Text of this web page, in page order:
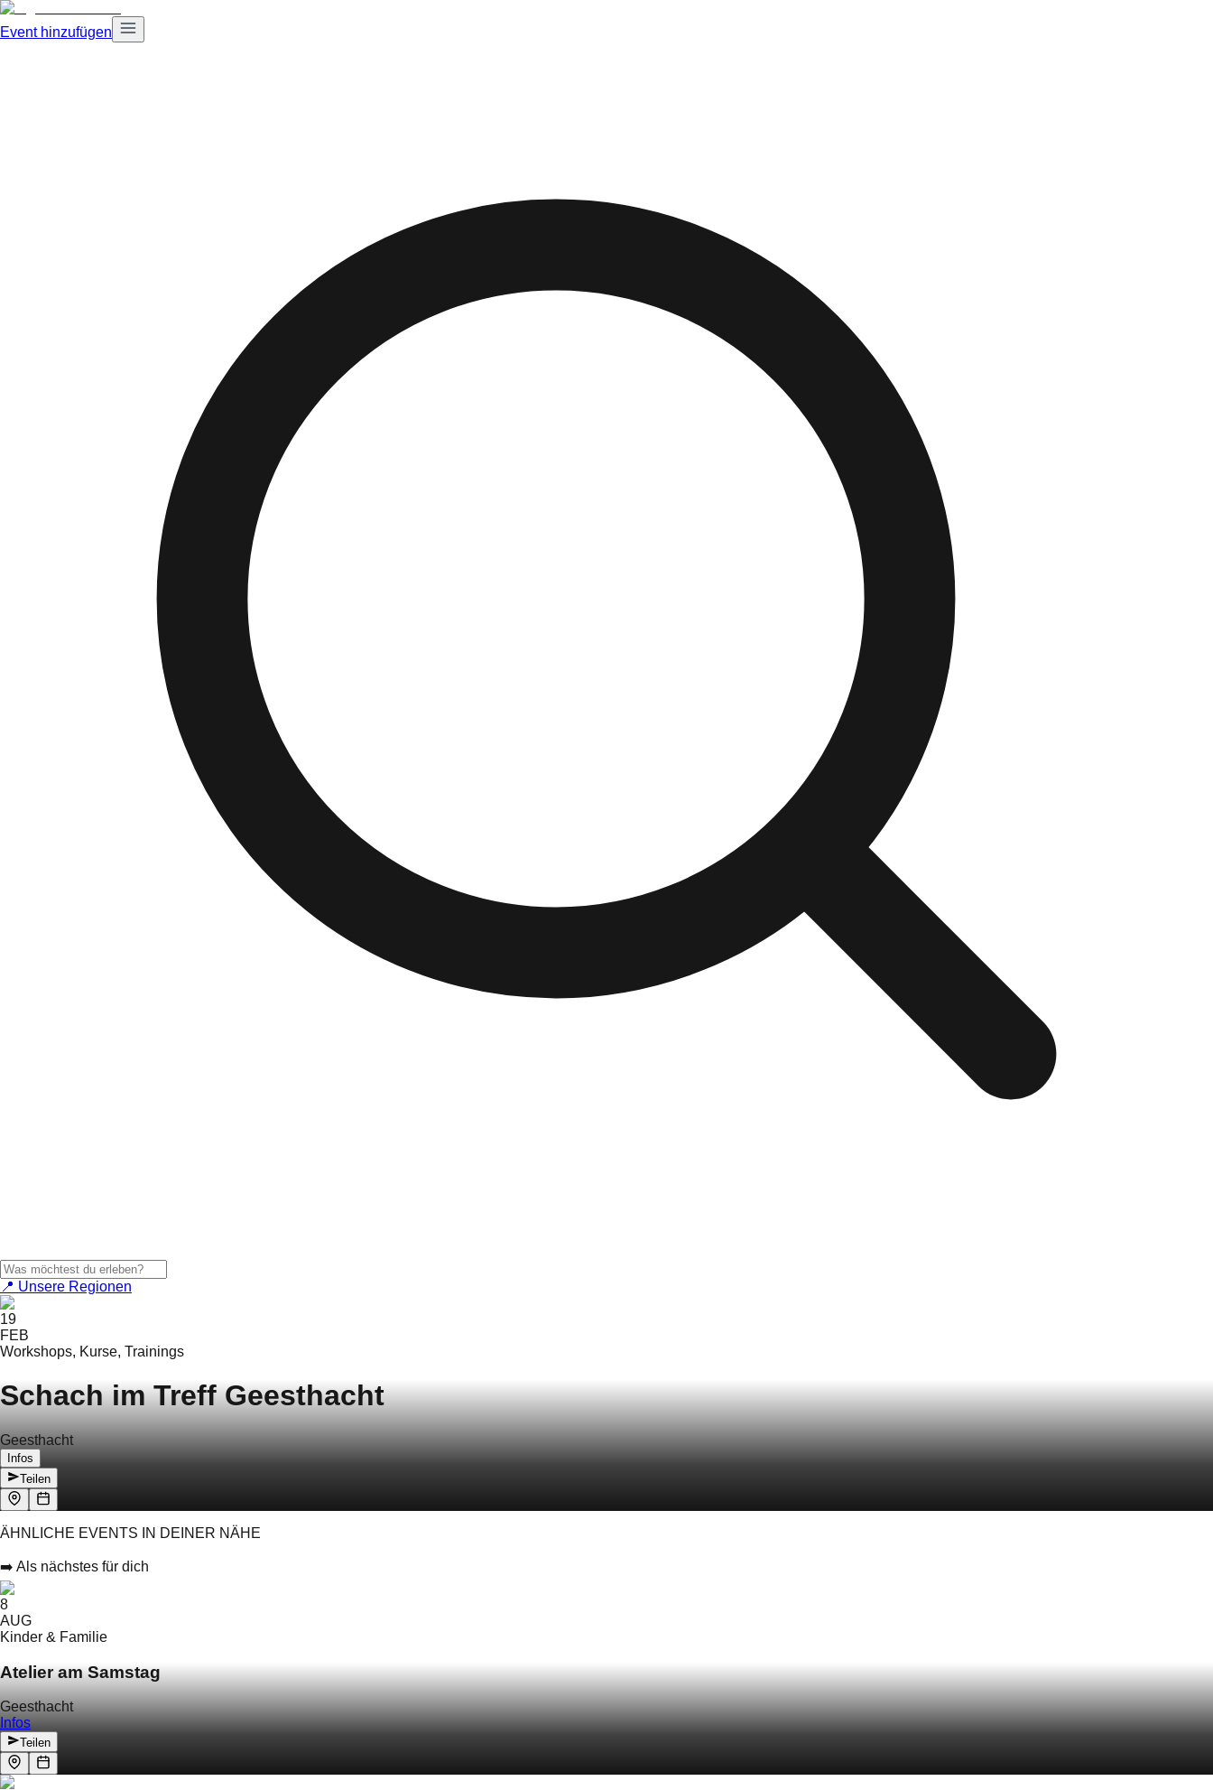
Event hinzufügen
📍 Unsere Regionen
19
FEB
Workshops, Kurse, Trainings
Schach im Treff Geesthacht
Geesthacht
Infos
Teilen
ÄHNLICHE EVENTS IN DEINER NÄHE
➡️ Als nächstes für dich
8
AUG
Kinder & Familie
Atelier am Samstag
Geesthacht
Infos
Teilen